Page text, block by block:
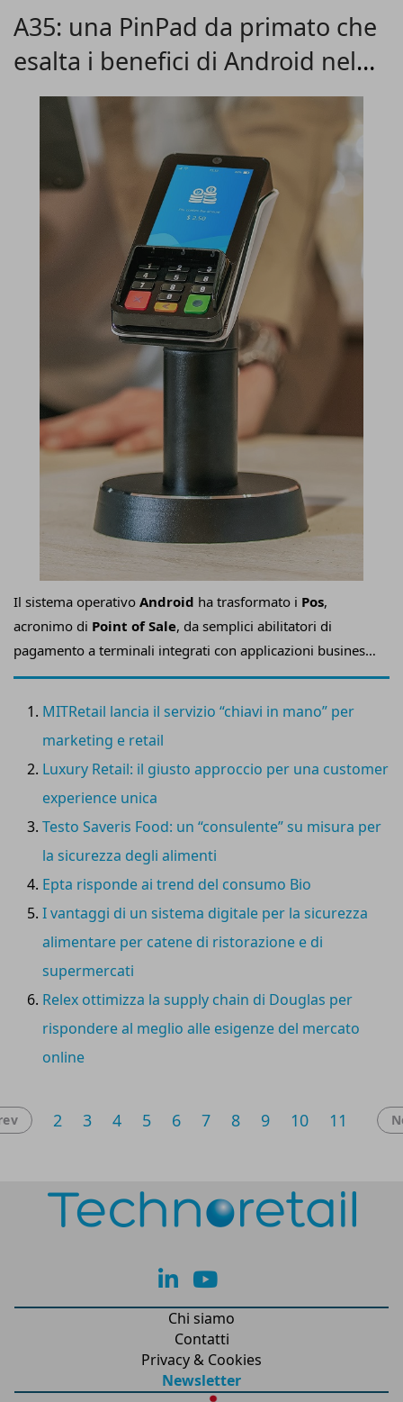
A35: una PinPad da primato che
esalta i benefici di Android nel
Retail
Il sistema operativo Android ha trasformato i Pos,
acronimo di Point of Sale, da semplici abilitatori di
pagamento a terminali integrati con applicazioni business,
denominatiSmartPOS, determinando una riduzione dei
assistenza. Banche ed acquirer hanno ottenuto svariati
benefici, incrementando la fidelizzazione dei clienti. Grazie
agli SmartPOS, un singolo dispositivo può sostituire più
device in negozio, riducendo i costi e semplificando
l’esperienza di vendita, per i merchant, e di acquisto, per i
MITRetail lancia il servizio “chiavi in mano” per
marketing e retail
Luxury Retail: il giusto approccio per una customer
experience unica
Testo Saveris Food: un “consulente” su misura per
la sicurezza degli alimenti
Epta risponde ai trend del consumo Bio
I vantaggi di un sistema digitale per la sicurezza
alimentare per catene di ristorazione e di
supermercati
Relex ottimizza la supply chain di Douglas per
rispondere al meglio alle esigenze del mercato
online
2 3 4 5 6 7 8 9 10 11
lk yt
Chi siamo
Contatti
Privacy & Cookies
Newsletter